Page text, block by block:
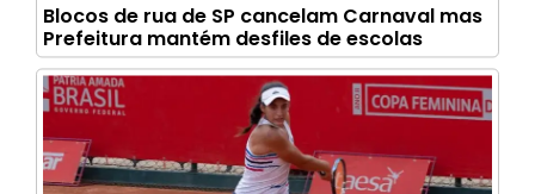
Blocos de rua de SP cancelam Carnaval mas
Prefeitura mantém desfiles de escolas